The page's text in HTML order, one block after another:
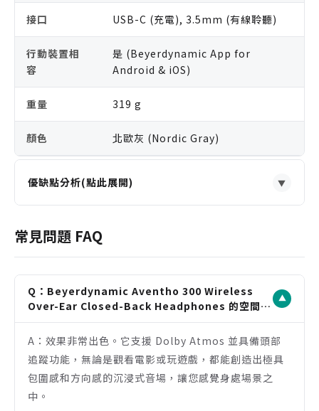
接口 USB-C (充電), 3.5mm (有線聆聽)
行動裝置相
容
是 (Beyerdynamic App for
Android & iOS)
重量 319 g
顏色 北歐灰 (Nordic Gray)
優缺點分析(點此展開) ▼
源自專業錄音室的 Stellar.45 單體，提供卓越的音質
解析力與細節。
其境的沉浸式體驗。
高達 50 小時的電池續航力（ANC 開啟），滿足長時
間使用需求。
高效的自適應主動降噪與通透模式，適用於多種聆聽
場景。
德國製造，用料扎實，人體工學設計確保配戴舒適。
注意事項
常見問題 FAQ
Q：Beyerdynamic Aventho 300 Wireless
Over-Ear Closed-Back Headphones 的空間音
訊效果如何？
▼
A：效果非常出色。它支援 Dolby Atmos 並具備頭部
追蹤功能，無論是觀看電影或玩遊戲，都能創造出極具
包圍感和方向感的沉浸式音場，讓您感覺身處場景之
中。